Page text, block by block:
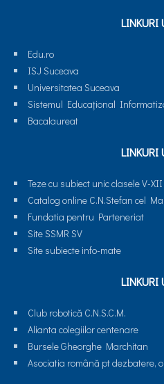
LINKURI
Edu.ro
ISJ Suceava
Universitatea Suceava
Sistemul Educaţional
Bacalaureat
LINKURI
Teze cu subiect unic clasele V-XII
Catalog online C.N.Stefan cel
Fundatia pentru Parteneriat
Site SSMR SV
Site subiecte info-mate
LINKURI
Club robotică C.N.S.C.M.
Alianta colegiilor centenare
Bursele Gheorghe Marchitan
Asociatia română pt dezbatere,